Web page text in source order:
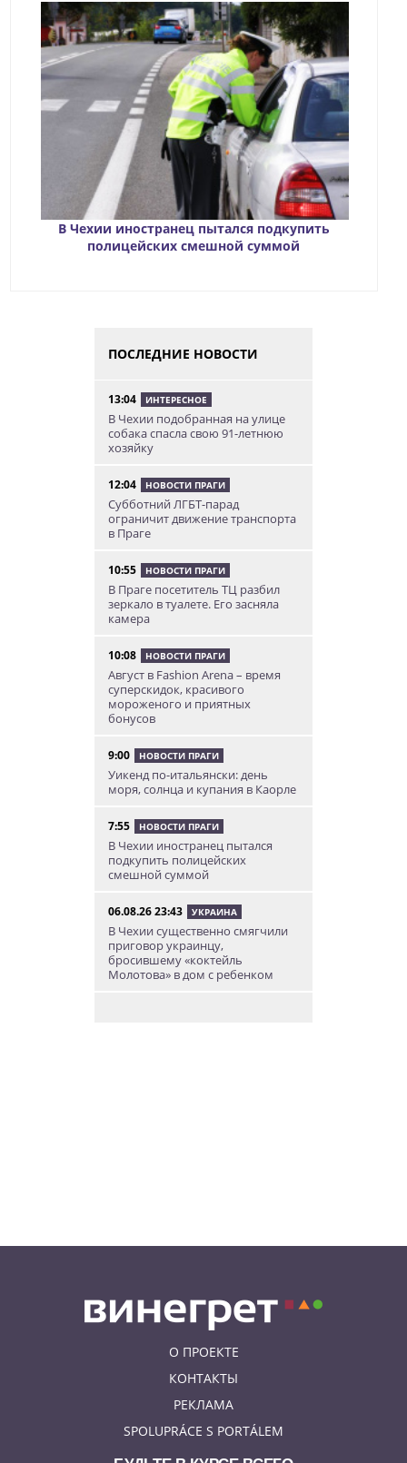
В Чехии иностранец пытался подкупить
полицейских смешной суммой
ПОСЛЕДНИЕ НОВОСТИ
13:04 ИНТЕРЕСНОЕ
В Чехии подобранная на улице
собака спасла свою 91-летнюю
хозяйку
12:04 НОВОСТИ ПРАГИ
Субботний ЛГБТ-парад
ограничит движение транспорта
в Праге
10:55 НОВОСТИ ПРАГИ
В Праге посетитель ТЦ разбил
зеркало в туалете. Его засняла
камера
10:08 НОВОСТИ ПРАГИ
Август в Fashion Arena – время
суперскидок, красивого
мороженого и приятных
бонусов
9:00 НОВОСТИ ПРАГИ
Уикенд по-итальянски: день
моря, солнца и купания в Каорле
7:55 НОВОСТИ ПРАГИ
В Чехии иностранец пытался
подкупить полицейских
смешной суммой
06.08.26 23:43 УКРАИНА
В Чехии существенно смягчили
приговор украинцу,
бросившему «коктейль
Молотова» в дом с ребенком
О ПРОЕКТЕ
КОНТАКТЫ
РЕКЛАМА
SPOLUPRÁCE S PORTÁLEM